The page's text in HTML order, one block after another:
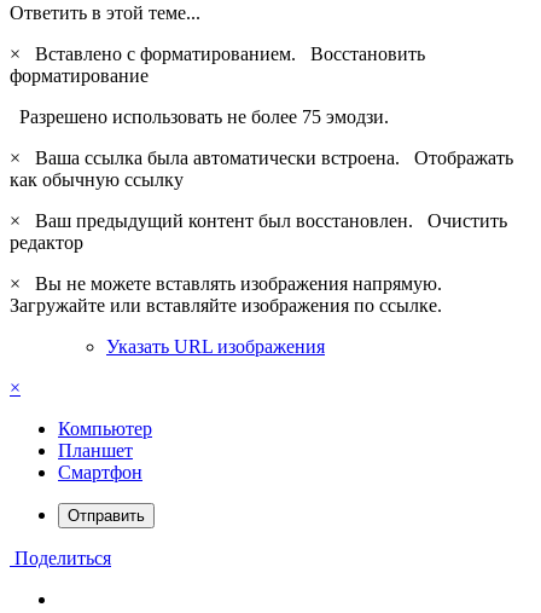
Ответить в этой теме...
×
Вставлено с форматированием. Восстановить
форматирование
Разрешено использовать не более 75 эмодзи.
×
Ваша ссылка была автоматически встроена. Отображать
как обычную ссылку
×
Ваш предыдущий контент был восстановлен. Очистить
редактор
×
Вы не можете вставлять изображения напрямую.
Загружайте или вставляйте изображения по ссылке.
Указать URL изображения
×
Компьютер
Планшет
Смартфон
Отправить
Поделиться